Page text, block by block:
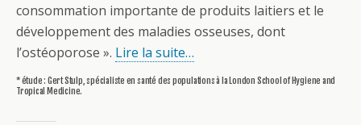
consommation importante de produits laitiers et le
développement des maladies osseuses, dont
l’ostéoporose ». Lire la suite…
* étude : Gert Stulp, spécialiste en santé des populations à la London School of Hygiene and
Tropical Medicine.